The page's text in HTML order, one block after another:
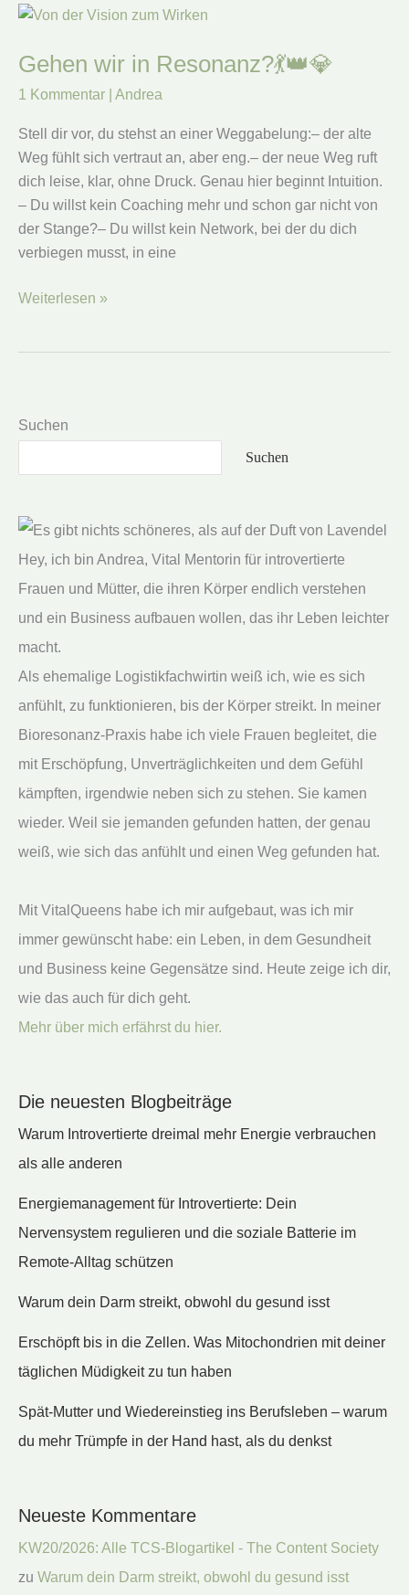
Netzwerken
echte
Begegnung
liebe
Gehen wir in Resonanz?💃👑💎
1 Kommentar Andrea
Stell dir vor, du stehst an einer Weggabelung:– der alte
Weg fühlt sich vertraut an, aber eng.– der neue Weg ruft
dich leise, klar, ohne Druck. Genau hier beginnt Intuition.
– Du willst kein Coaching mehr und schon gar nicht von
der Stange?– Du willst kein Network, bei der du dich
verbiegen musst, in eine
Gehen
👑
💎
Weiterlesen »
Suchen
Suchen
Hey, ich bin Andrea, Vital Mentorin für introvertierte
Frauen und Mütter, die ihren Körper endlich verstehen
und ein Business aufbauen wollen, das ihr Leben leichter
macht.
Als ehemalige Logistikfachwirtin weiß ich, wie es sich
anfühlt, zu funktionieren, bis der Körper streikt. In meiner
Bioresonanz-Praxis habe ich viele Frauen begleitet, die
mit Erschöpfung, Unverträglichkeiten und dem Gefühl
kämpften, irgendwie neben sich zu stehen. Sie kamen
wieder. Weil sie jemanden gefunden hatten, der genau
weiß, wie sich das anfühlt und einen Weg gefunden hat.
Mit VitalQueens habe ich mir aufgebaut, was ich mir
immer gewünscht habe: ein Leben, in dem Gesundheit
und Business keine Gegensätze sind. Heute zeige ich dir,
wie das auch für dich geht.
Mehr über mich erfährst du hier.
Die neuesten Blogbeiträge
Warum Introvertierte dreimal mehr Energie verbrauchen
als alle anderen
Energiemanagement für Introvertierte: Dein
Nervensystem regulieren und die soziale Batterie im
Remote-Alltag schützen
Warum dein Darm streikt, obwohl du gesund isst
Erschöpft bis in die Zellen. Was Mitochondrien mit deiner
täglichen Müdigkeit zu tun haben
Spät-Mutter und Wiedereinstieg ins Berufsleben – warum
du mehr Trümpfe in der Hand hast, als du denkst
Neueste Kommentare
KW20/2026: Alle TCS-Blogartikel - The Content Society
zu Warum dein Darm streikt, obwohl du gesund isst